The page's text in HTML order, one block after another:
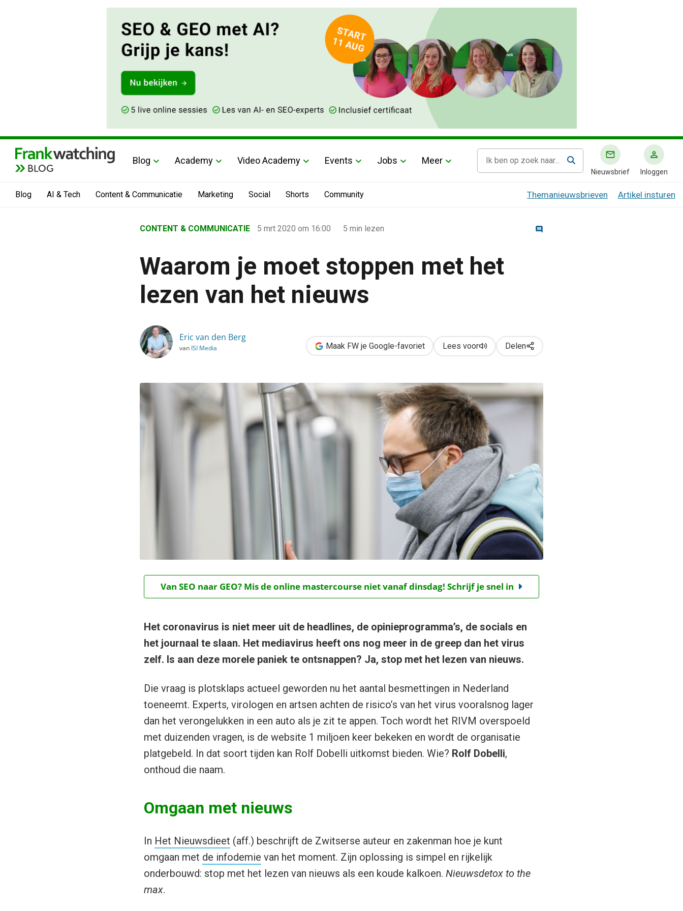
BLOG
Blog Academy Video Academy Events Jobs Meer
Nieuwsbrief Inloggen
Blog AI & Tech Content & Communicatie Marketing Social Shorts Community Themanieuwsbrieven Artikel insturen
›
›
Content & Communicatie
›
CONTENT & COMMUNICATIE 5 mrt 2020 om 16:00 5 min lezen
Waarom je moet stoppen met het
lezen van het nieuws
Eric van den Berg
van ISI Media Maak FW je Google-favoriet Lees voor Delen
Van SEO naar GEO? Mis de online mastercourse niet vanaf dinsdag! Schrijf je snel in
Het coronavirus is niet meer uit de headlines, de opinieprogramma’s, de socials en
het journaal te slaan. Het mediavirus heeft ons nog meer in de greep dan het virus
zelf. Is aan deze morele paniek te ontsnappen? Ja, stop met het lezen van nieuws.
Die vraag is plotsklaps actueel geworden nu het aantal besmettingen in Nederland
toeneemt. Experts, virologen en artsen achten de risico’s van het virus vooralsnog lager
dan het verongelukken in een auto als je zit te appen. Toch wordt het RIVM overspoeld
met duizenden vragen, is de website 1 miljoen keer bekeken en wordt de organisatie
platgebeld. In dat soort tijden kan Rolf Dobelli uitkomst bieden. Wie? Rolf Dobelli,
onthoud die naam.
Omgaan met nieuws
In Het Nieuwsdieet (aff.) beschrijft de Zwitserse auteur en zakenman hoe je kunt
omgaan met de infodemie van het moment. Zijn oplossing is simpel en rijkelijk
onderbouwd: stop met het lezen van nieuws als een koude kalkoen. Nieuwsdetox to the
max.